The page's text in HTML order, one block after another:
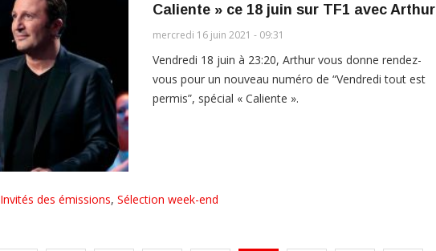
Caliente » ce 18 juin sur TF1 avec Arthur
mercredi 16 juin 2021 - 09:31
Vendredi 18 juin à 23:20, Arthur vous donne rendez-
vous pour un nouveau numéro de “Vendredi tout est
permis”, spécial « Caliente ».
Invités des émissions, Sélection week-end